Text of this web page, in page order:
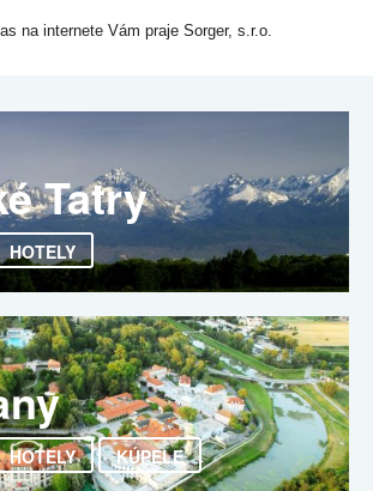
na internete Vám praje Sorger, s.r.o.
Tatry
HOTELY
HOTELY KÚPELE